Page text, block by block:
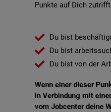
Punkte auf Dich
Du bist
Du bist
Du bist von der
Wenn einer dieser
in Verbindung mit
vom Jobcenter deine